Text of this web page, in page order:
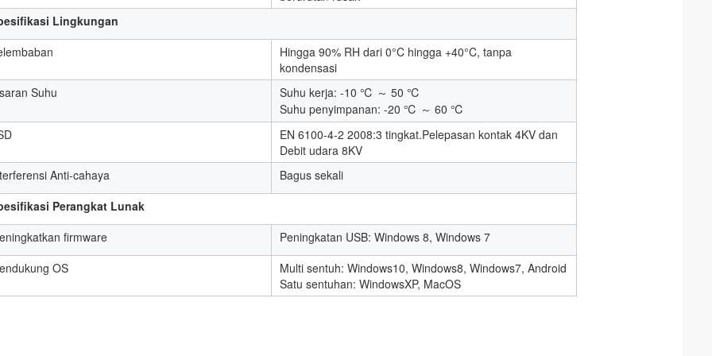
Lingkungan
Hingga 90% RH dari 0°C hingga +40°C, tanpa
kondensasi
Suhu
Suhu kerja: -10 ℃ ～ 50 ℃
Suhu penyimpanan: -20 ℃ ～ 60 ℃
EN 6100-4-2 2008:3 tingkat.Pelepasan kontak 4KV dan
Debit udara 8KV
Anti-cahaya
Bagus sekali
Perangkat Lunak
firmware
Peningkatan USB: Windows 8, Windows 7
OS
Multi sentuh: Windows10, Windows8, Windows7, Android
Satu sentuhan: WindowsXP, MacOS